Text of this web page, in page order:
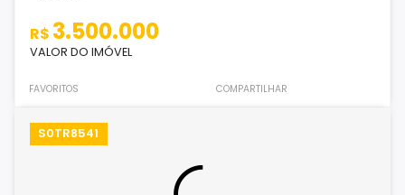
R$ 3.500.000
VALOR DO IMÓVEL
FAVORITOS COMPARTILHAR
S0TR8541